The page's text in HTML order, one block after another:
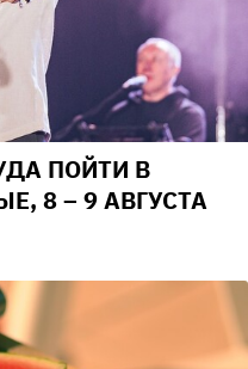
ПОЙТИ В
8 – 9 АВГУСТА